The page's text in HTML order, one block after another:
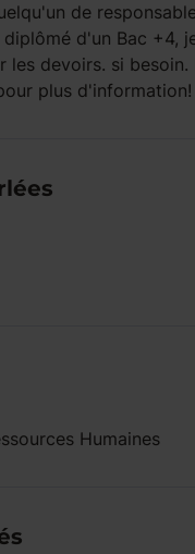
de
d'un Bac +4,
les devoirs. si besoin.
plus d'information!
Humaines